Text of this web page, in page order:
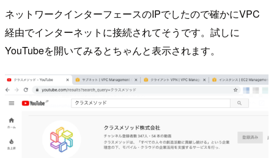
ネットワークインターフェースのIPでしたので確かにVPC
経由でインターネットに接続されてそうです。試しに
YouTubeを開いてみるとちゃんと表示されます。